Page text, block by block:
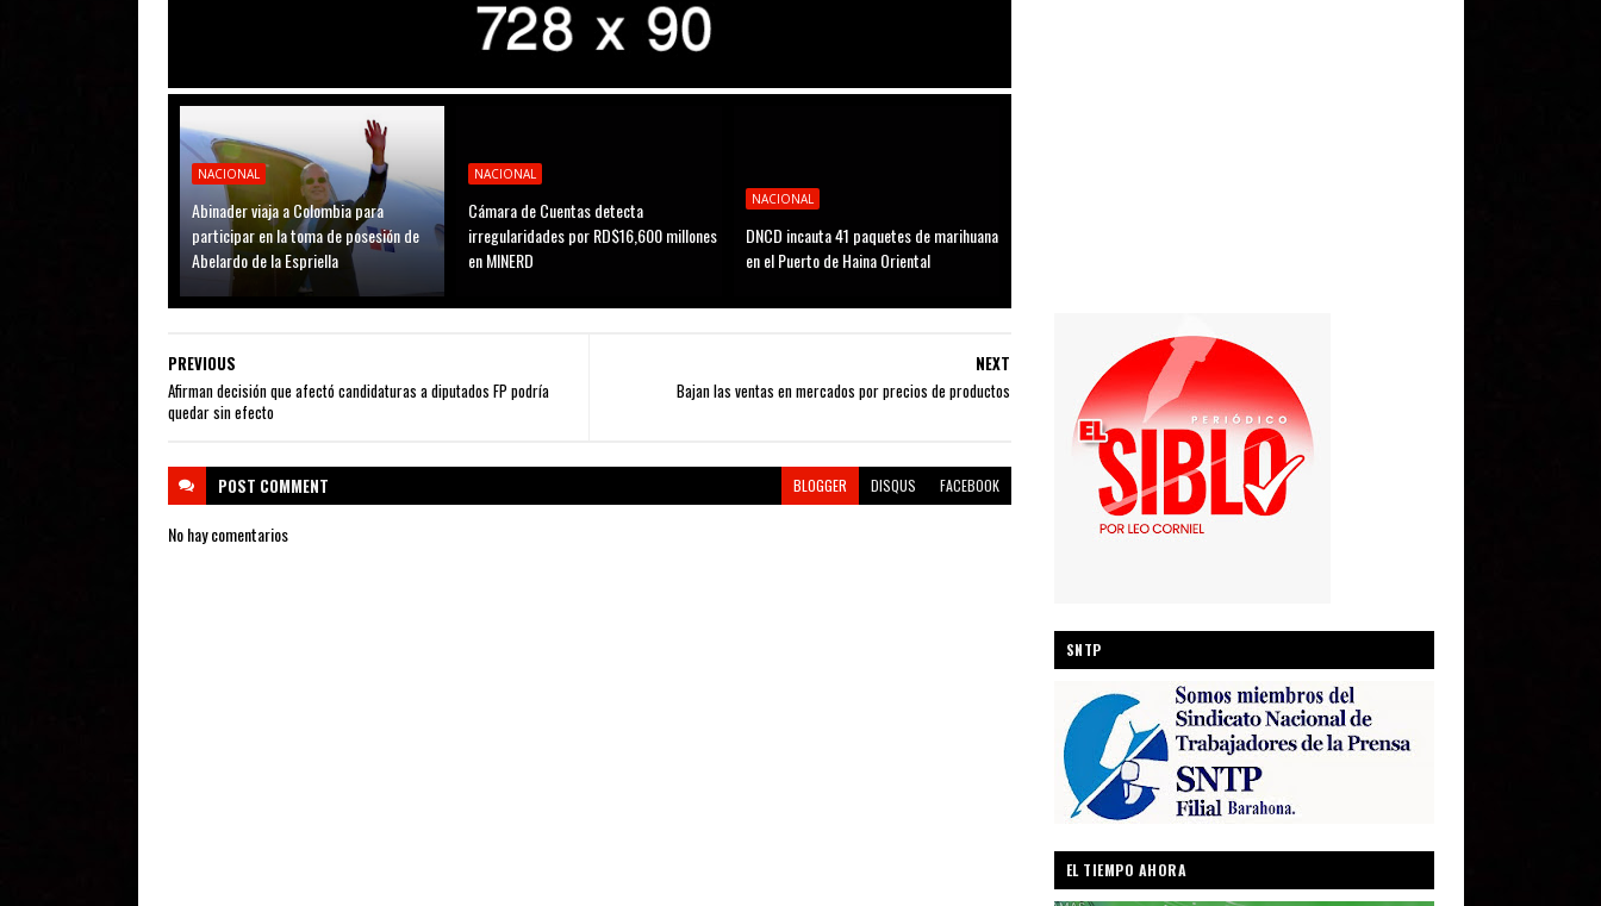
NACIONAL
Abinader viaja a Colombia para
participar en la toma de posesión de
Abelardo de la Espriella
NACIONAL
Cámara de Cuentas detecta
irregularidades por RD$16,600 millones
en MINERD
NACIONAL
DNCD incauta 41 paquetes de marihuana
en el Puerto de Haina Oriental
NEXT
Bajan las ventas en mercados por precios de productos
PREVIOUS
Afirman decisión que afectó candidaturas a diputados FP podría
quedar sin efecto
POST COMMENT BLOGGER DISQUS FACEBOOK
No hay comentarios
SNTP
EL TIEMPO AHORA